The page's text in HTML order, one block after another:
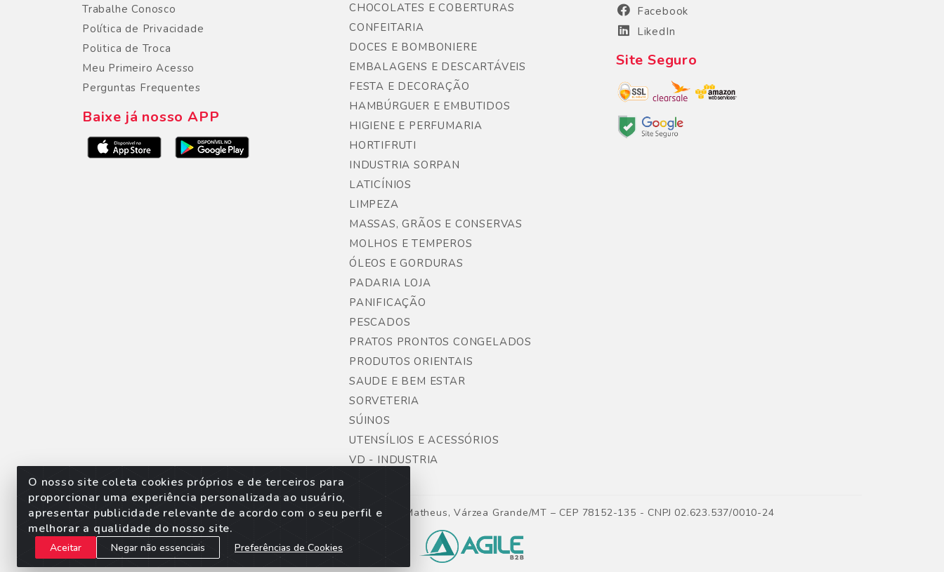
O nosso site coleta cookies próprios e de terceiros para
proporcionar uma experiência personalizada ao usuário,
apresentar publicidade relevante de acordo com o seu perfil e
melhorar a qualidade do nosso site.
Aceitar Negar não essenciais Preferências de Cookies
Trabalhe Conosco
Política de Privacidade
Politica de Troca
Meu Primeiro Acesso
Perguntas Frequentes
Baixe já nosso APP
CHOCOLATES E COBERTURAS
CONFEITARIA
DOCES E BOMBONIERE
EMBALAGENS E DESCARTÁVEIS
FESTA E DECORAÇÃO
HAMBÚRGUER E EMBUTIDOS
HIGIENE E PERFUMARIA
HORTIFRUTI
INDUSTRIA SORPAN
LATICÍNIOS
LIMPEZA
MASSAS, GRÃOS E CONSERVAS
MOLHOS E TEMPEROS
ÓLEOS E GORDURAS
PADARIA LOJA
PANIFICAÇÃO
PESCADOS
PRATOS PRONTOS CONGELADOS
PRODUTOS ORIENTAIS
SAUDE E BEM ESTAR
SORVETERIA
SÚINOS
UTENSÍLIOS E ACESSÓRIOS
VD - INDUSTRIA
Facebook
LikedIn
Site Seguro
Sorpan - Rodovia dos Imigrantes, Lote 06, São Matheus, Várzea Grande/MT – CEP 78152-135 - CNPJ 02.623.537/0010-24